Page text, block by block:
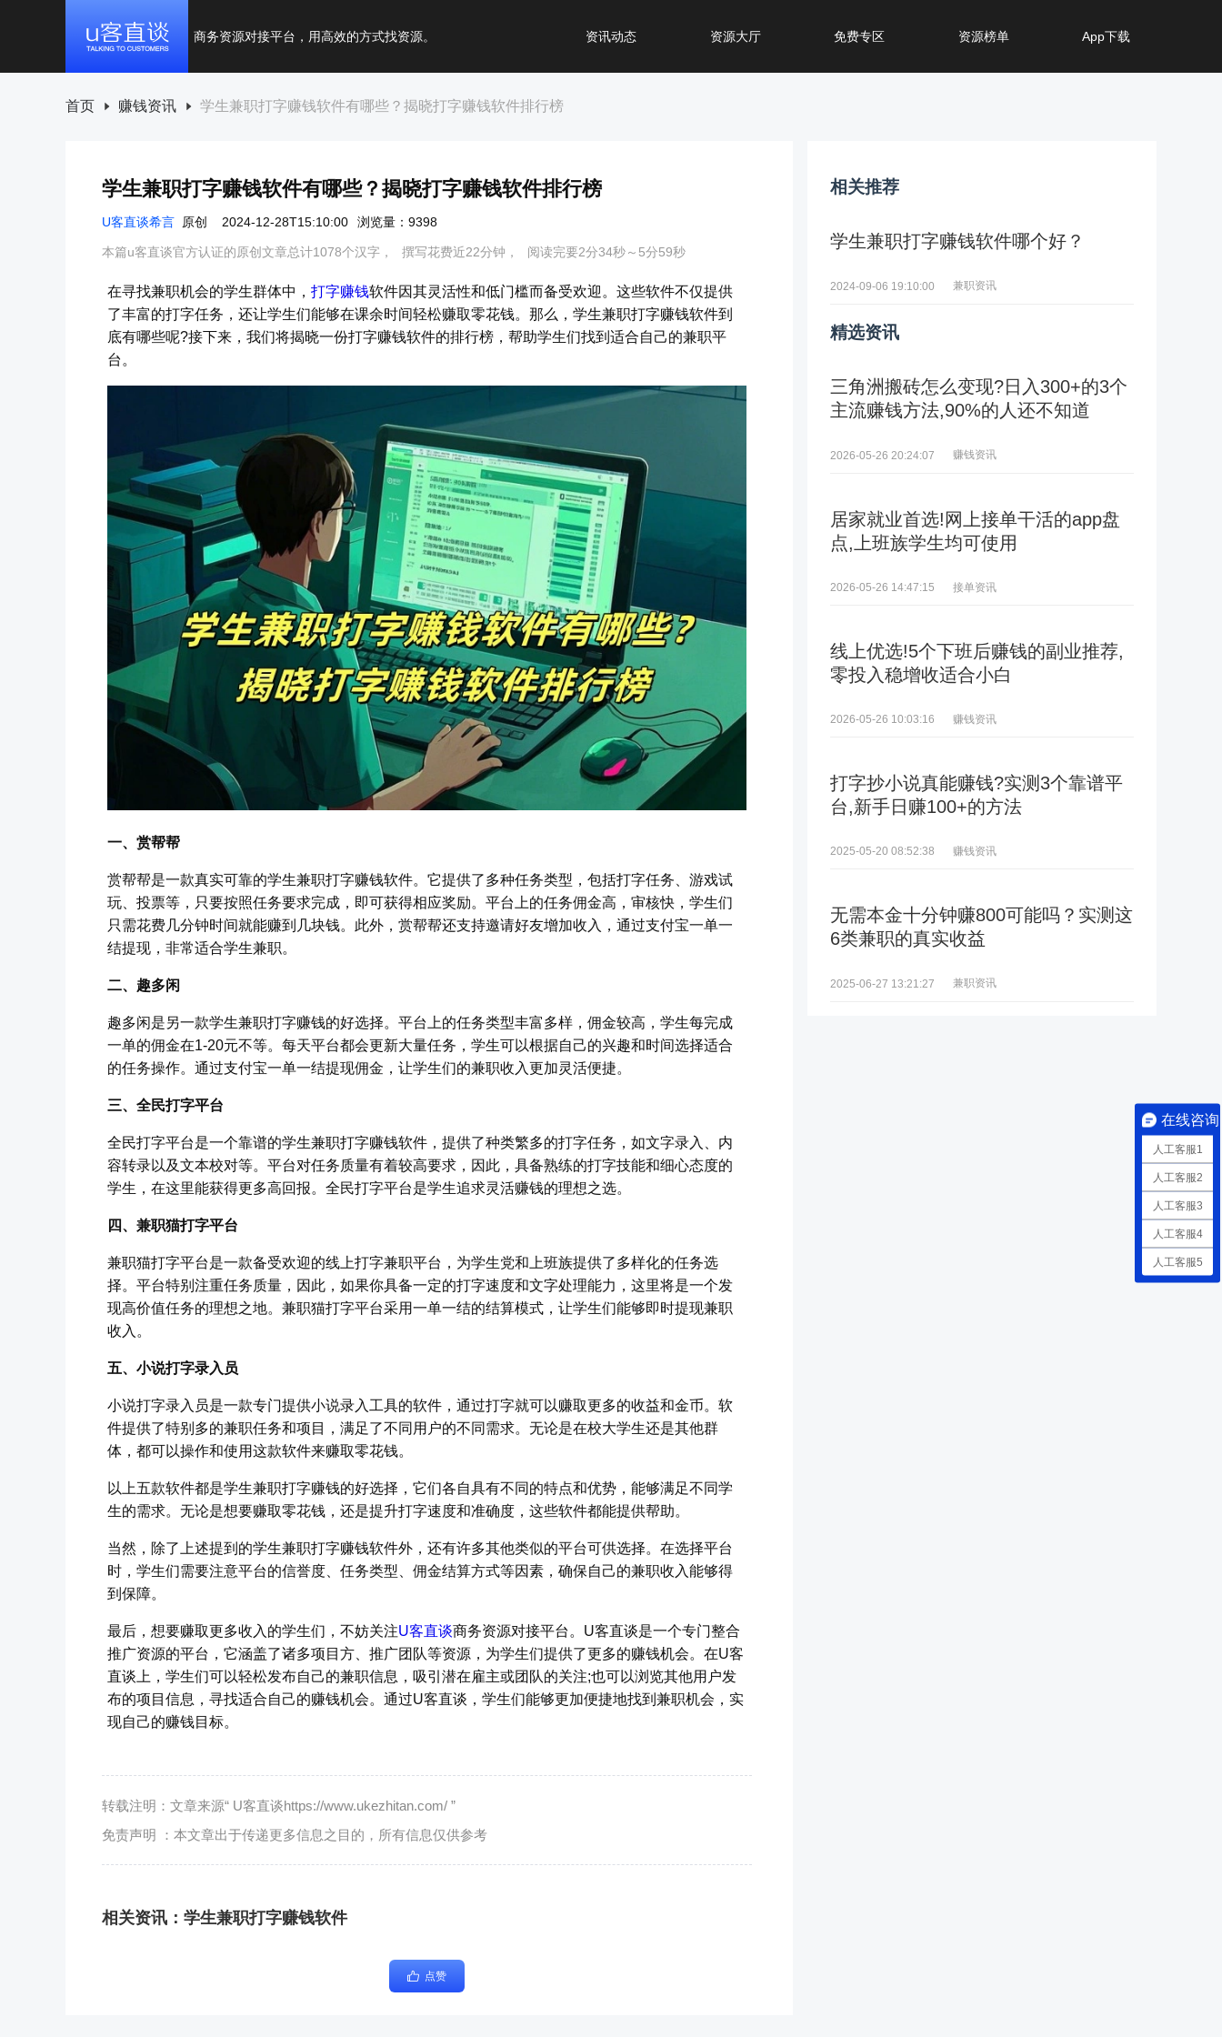
商务资源对接平台，用高效的方式找资源。 资讯动态 资源大厅 免费专区 资源榜单 App下载
首页 赚钱资讯 学生兼职打字赚钱软件有哪些？揭晓打字赚钱软件排行榜
学生兼职打字赚钱软件有哪些？揭晓打字赚钱软件排行榜
U客直谈希言 原创 2024-12-28T15:10:00 浏览量：9398
本篇u客直谈官方认证的原创文章总计1078个汉字， 撰写花费近22分钟， 阅读完要2分34秒～5分59秒
在寻找兼职机会的学生群体中， 打字赚钱软件因其灵活性和低门槛而备受欢迎。这些软件不仅提供
了丰富的打字任务，还让学生们能够在课余时间轻松赚取零花钱。那么，学生兼职打字赚钱软件到
底有哪些呢?接下来，我们将揭晓一份打字赚钱软件的排行榜，帮助学生们找到适合自己的兼职平
台。
一、赏帮帮
赏帮帮是一款真实可靠的学生兼职打字赚钱软件。它提供了多种任务类型，包括打字任务、游戏试
玩、投票等，只要按照任务要求完成，即可获得相应奖励。平台上的任务佣金高，审核快，学生们
只需花费几分钟时间就能赚到几块钱。此外，赏帮帮还支持邀请好友增加收入，通过支付宝一单一
结提现，非常适合学生兼职。
二、趣多闲
趣多闲是另一款学生兼职打字赚钱的好选择。平台上的任务类型丰富多样，佣金较高，学生每完成
一单的佣金在1-20元不等。每天平台都会更新大量任务，学生可以根据自己的兴趣和时间选择适合
的任务操作。通过支付宝一单一结提现佣金，让学生们的兼职收入更加灵活便捷。
三、全民打字平台
全民打字平台是一个靠谱的学生兼职打字赚钱软件，提供了种类繁多的打字任务，如文字录入、内
容转录以及文本校对等。平台对任务质量有着较高要求，因此，具备熟练的打字技能和细心态度的
学生，在这里能获得更多高回报。全民打字平台是学生追求灵活赚钱的理想之选。
四、兼职猫打字平台
兼职猫打字平台是一款备受欢迎的线上打字兼职平台，为学生党和上班族提供了多样化的任务选
择。平台特别注重任务质量，因此，如果你具备一定的打字速度和文字处理能力，这里将是一个发
现高价值任务的理想之地。兼职猫打字平台采用一单一结的结算模式，让学生们能够即时提现兼职
收入。
五、小说打字录入员
小说打字录入员是一款专门提供小说录入工具的软件，通过打字就可以赚取更多的收益和金币。软
件提供了特别多的兼职任务和项目，满足了不同用户的不同需求。无论是在校大学生还是其他群
体，都可以操作和使用这款软件来赚取零花钱。
以上五款软件都是学生兼职打字赚钱的好选择，它们各自具有不同的特点和优势，能够满足不同学
生的需求。无论是想要赚取零花钱，还是提升打字速度和准确度，这些软件都能提供帮助。
当然，除了上述提到的学生兼职打字赚钱软件外，还有许多其他类似的平台可供选择。在选择平台
时，学生们需要注意平台的信誉度、任务类型、佣金结算方式等因素，确保自己的兼职收入能够得
到保障。
最后，想要赚取更多收入的学生们，不妨关注U客直谈商务资源对接平台。U客直谈是一个专门整合
推广资源的平台，它涵盖了诸多项目方、推广团队等资源，为学生们提供了更多的赚钱机会。在U客
直谈上，学生们可以轻松发布自己的兼职信息，吸引潜在雇主或团队的关注;也可以浏览其他用户发
布的项目信息，寻找适合自己的赚钱机会。通过U客直谈，学生们能够更加便捷地找到兼职机会，实
现自己的赚钱目标。
转载注明：文章来源“ U客直谈https://www.ukezhitan.com/ ”
免责声明 ：本文章出于传递更多信息之目的，所有信息仅供参考
相关资讯： 学生兼职打字赚钱软件
点赞
相关推荐
学生兼职打字赚钱软件哪个好？
2024-09-06 19:10:00 兼职资讯
精选资讯
三角洲搬砖怎么变现?日入300+的3个
主流赚钱方法,90%的人还不知道
2026-05-26 20:24:07 赚钱资讯
居家就业首选!网上接单干活的app盘
点,上班族学生均可使用
2026-05-26 14:47:15 接单资讯
线上优选!5个下班后赚钱的副业推荐,
零投入稳增收适合小白
2026-05-26 10:03:16 赚钱资讯
打字抄小说真能赚钱?实测3个靠谱平
台,新手日赚100+的方法
2025-05-20 08:52:38 赚钱资讯
无需本金十分钟赚800可能吗？实测这
6类兼职的真实收益
2025-06-27 13:21:27 兼职资讯
在线咨询
人工客服1
人工客服2
人工客服3
人工客服4
人工客服5